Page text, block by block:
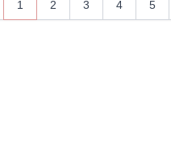
Vous lisez actuellement la page
1
Page
2
Page
3
Page
4
Page
5